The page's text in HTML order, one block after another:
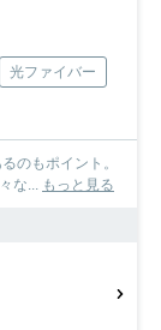
光ファイバー
のもポイント。
な... もっと見る